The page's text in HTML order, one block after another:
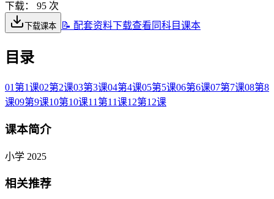
下载：
95 次
下载课本 📝 配套资料下载查看同科目课本
目录
01 第1课02第2课03第3课04第4课05第5课06第6课07第7课08第8
课09第9课10第10课11 第11课12第12课
课本简介
小学 2025
相关推荐